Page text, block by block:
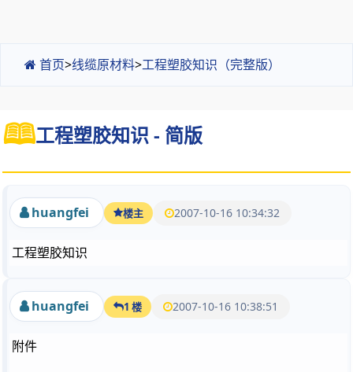
首页>线缆原材料>工程塑胶知识（完整版）
工程塑胶知识 - 简版
huangfei 楼主 2007-10-16 10:34:32
工程塑胶知识
huangfei 1 楼 2007-10-16 10:38:51
附件